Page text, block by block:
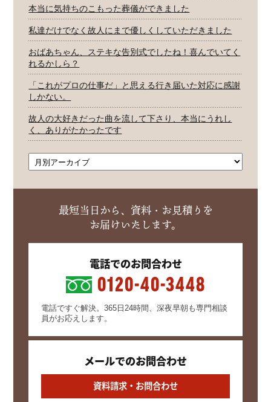
本当に気持ちのこもった葬儀ができました
私達だけでなく故人にまで優しくしていただきました
おばあちゃん、ステキな告別式でしたね！喜んでいてく
れるかしら？
「これがプロの仕事だ」と思える行き届いた対応に感謝
しかない。
故人の大好きだった曲を流して下さり、本当にうれし
く、ありがたかったです
最短当日から、資料・お見積りを
お届けいたします。
電話でのお問合わせ
0120-40-3448
電話ですぐ解決。365日24時間、深夜早朝も専門相談
員がお応えします。
メールでのお問合わせ
資料請求・お問合わせ